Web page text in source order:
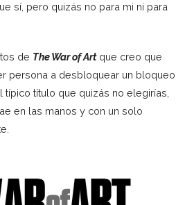
sí, pero quizás no para mi ni para
de The War of Artque creo que
persona a desbloquear un bloqueo
típico título que quizás no elegirías,
en las manos y con un solo